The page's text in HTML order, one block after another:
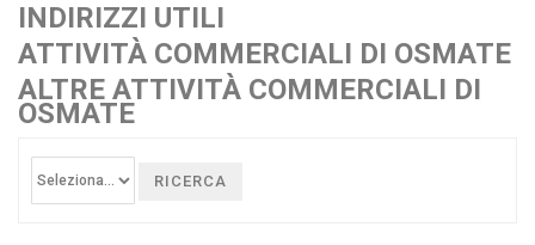
INDIRIZZI UTILI
ATTIVITÀ COMMERCIALI DI OSMATE
ALTRE ATTIVITÀ COMMERCIALI DI
OSMATE
RICERCA